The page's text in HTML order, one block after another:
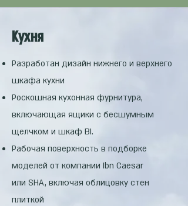
Kухня
Разработан дизайн нижнего и верхнего
шкафа кухни
Роскошная кухонная фурнитура,
включающая ящики с бесшумным
щелчком и шкаф BI.
Рабочая поверхность в подборке
моделей от компании Ibn Caesar
или SHA, включая облицовку стен
плиткой